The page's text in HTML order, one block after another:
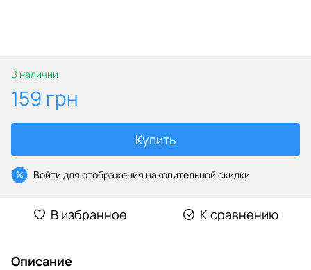
В наличии
159 грн
Купить
% Войти для отображения накопительной скидки
В избранное К сравнению
Описание